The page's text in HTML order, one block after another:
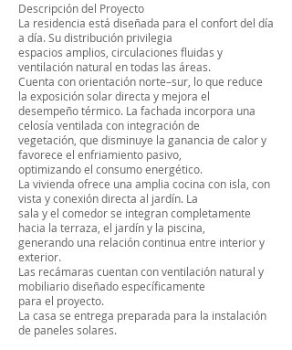
Descripción del Proyecto
La residencia está diseñada para el confort del día
a día. Su distribución privilegia
espacios amplios, circulaciones fluidas y
ventilación natural en todas las áreas.
Cuenta con orientación norte–sur, lo que reduce
la exposición solar directa y mejora el
desempeño térmico. La fachada incorpora una
celosía ventilada con integración de
vegetación, que disminuye la ganancia de calor y
favorece el enfriamiento pasivo,
optimizando el consumo energético.
La vivienda ofrece una amplia cocina con isla, con
vista y conexión directa al jardín. La
sala y el comedor se integran completamente
hacia la terraza, el jardín y la piscina,
generando una relación continua entre interior y
exterior.
Las recámaras cuentan con ventilación natural y
mobiliario diseñado específicamente
para el proyecto.
La casa se entrega preparada para la instalación
de paneles solares.